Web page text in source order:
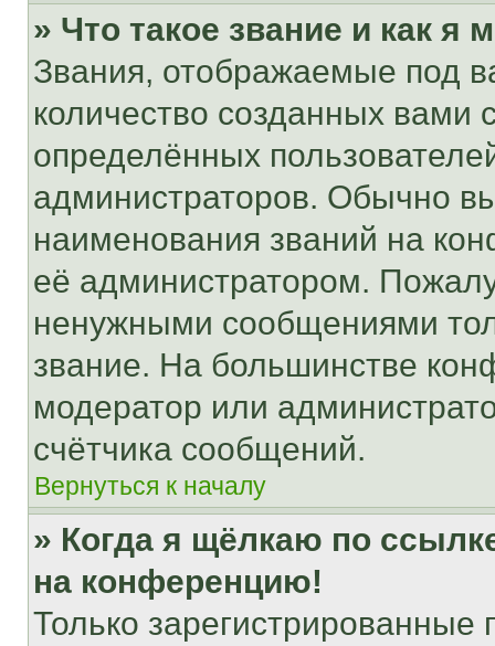
» Что такое звание и как я
Звания, отображаемые под
количество созданных
определённых
администраторов. Обычно
наименования званий на
её администратором.
ненужными сообщениями
звание. На большинстве
модератор или
счётчика сообщений.
Вернуться к началу
» Когда я щёлкаю по
на конференцию!
Только зарегистрированные